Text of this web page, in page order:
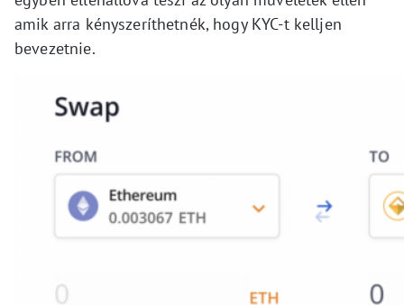
amik arra kényszeríthetnék, hogy KYC-t kelljen
bevezetnie.